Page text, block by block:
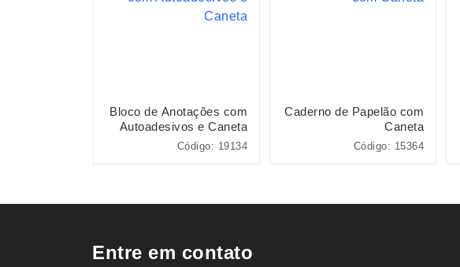
Bloco de Anotações com
Autoadesivos e Caneta
Código: 19134
Caderno de Papelão com
Caneta
Código: 15364
Entre em contato